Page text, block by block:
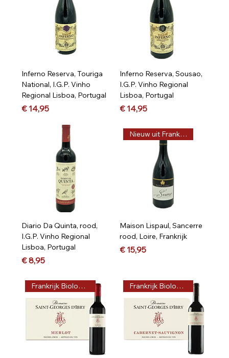
Inferno Reserva, Touriga
National, I.G.P. Vinho
Regional Lisboa, Portugal
Prijs
€ 14,95
Inferno Reserva, Sousao,
I.G.P. Vinho Regional
Lisboa, Portugal
Prijs
€ 14,95
Diario Da Quinta, rood,
I.G.P. Vinho Regional
Lisboa, Portugal
Prijs
€ 8,95
Nieuw uit Frankrijk
Maison Lispaul, Sancerre
rood, Loire, Frankrijk
Prijs
€ 15,95
Frankrijk Biologisch Frankrijk Biologisch